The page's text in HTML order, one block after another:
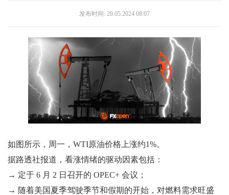
发布时间: 28.05.2024 08:07
如图所示，周一，WTI原油价格上涨约1%。
据路透社报道，看涨情绪的驱动因素包括：
→ 定于 6 月 2 日召开的 OPEC+ 会议；
→ 随着美国夏季驾驶季节和假期的开始，对燃料需求旺盛